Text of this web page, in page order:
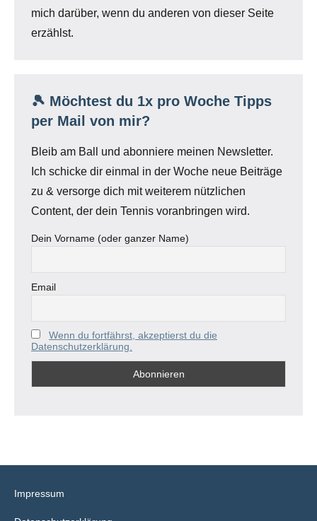
mich darüber, wenn du anderen von dieser Seite
erzählst.
🎾 Möchtest du 1x pro Woche Tipps
per Mail von mir?
Bleib am Ball und abonniere meinen Newsletter.
Ich schicke dir einmal in der Woche neue Beiträge
zu & versorge dich mit weiterem nützlichen
Content, der dein Tennis voranbringen wird.
Dein Vorname (oder ganzer Name)
Email
Wenn du fortfährst, akzeptierst du die
Datenschutzerklärung.
Impressum